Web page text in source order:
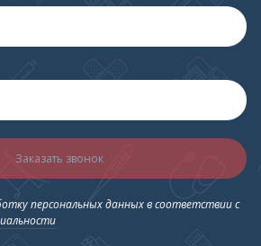
Заказать звонок
персональных данных в соответствии с